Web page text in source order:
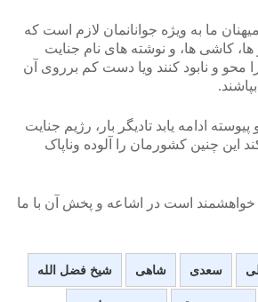
ما به ویژه جوانانمان لازم است که
کاشی ها، و نوشته های نام جنایت
محو و نابود کنند ویا دست کم برروی آن
پیوسته ادامه یابد تادیگر بار، رژیم جنایت
این چنین کشورمان را آلوده وناپاک
خواهشمند است در اشاعه و پخش آن با ما
سعدی شاهی شیخ فضل الله